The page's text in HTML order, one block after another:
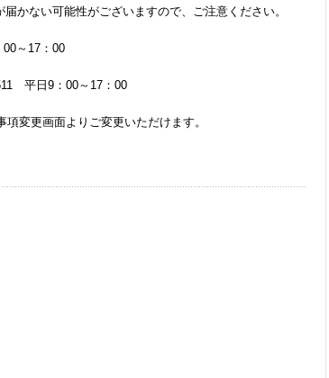
かない可能性がございますので、ご注意ください。
～17：00
平日9：00～17：00
更画面よりご変更いただけます。